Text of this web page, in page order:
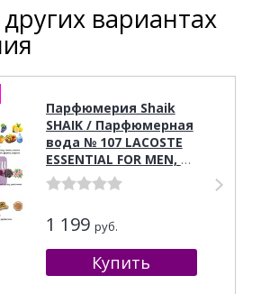
вариантах
Парфюмерия Shaik
SHAIK / Парфюмерная
вода № 107 LACOSTE
ESSENTIAL FOR MEN, 50
мл.
1 199 руб.